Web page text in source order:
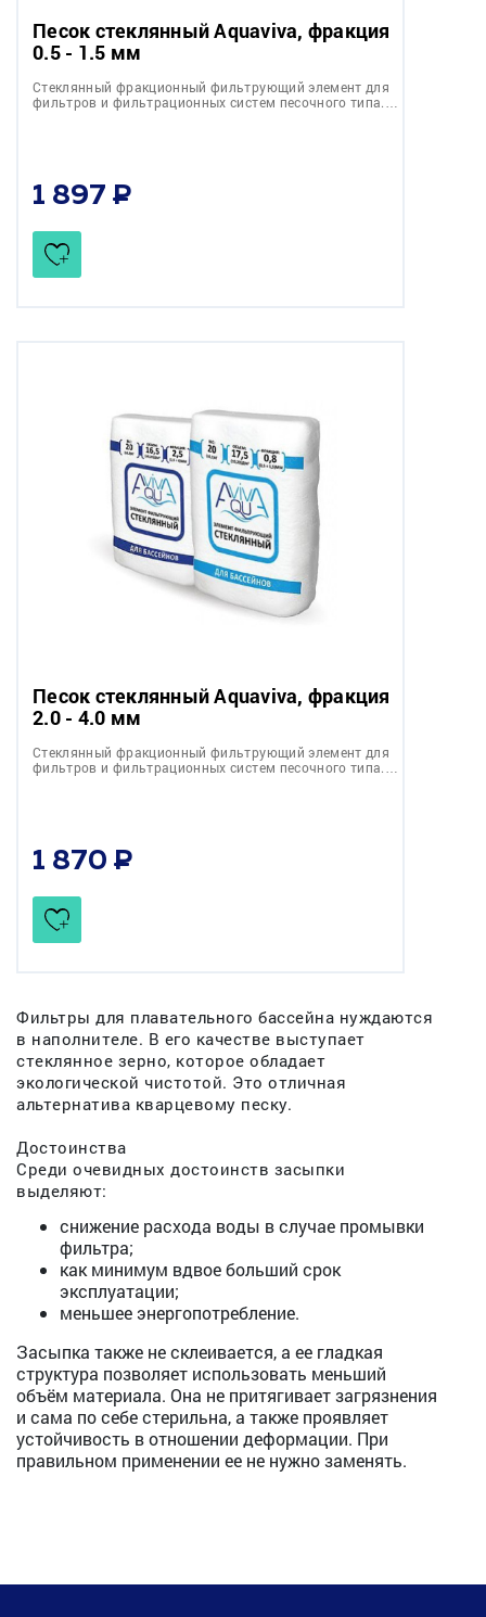
Песок стеклянный Aquaviva, фракция
0.5 - 1.5 мм
Стеклянный фракционный фильтрующий элемент для
фильтров и фильтрационных систем песочного типа.…
1 897
Песок стеклянный Aquaviva, фракция
2.0 - 4.0 мм
Стеклянный фракционный фильтрующий элемент для
фильтров и фильтрационных систем песочного типа.…
1 870
Фильтры для плавательного бассейна нуждаются
в наполнителе. В его качестве выступает
стеклянное зерно, которое обладает
экологической чистотой. Это отличная
альтернатива кварцевому песку.
Достоинства
Среди очевидных достоинств засыпки
выделяют:
снижение расхода воды в случае промывки
фильтра;
как минимум вдвое больший срок
эксплуатации;
меньшее энергопотребление.
Засыпка также не склеивается, а ее гладкая
структура позволяет использовать меньший
объём материала. Она не притягивает загрязнения
и сама по себе стерильна, а также проявляет
устойчивость в отношении деформации. При
правильном применении ее не нужно заменять.